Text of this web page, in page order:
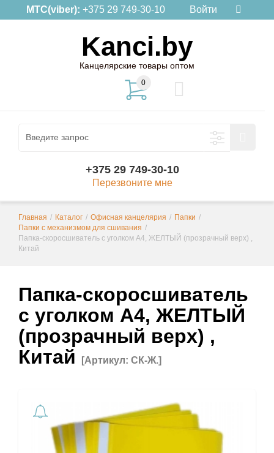
МТС(viber): +375 29 749-30-10 Войти
Kanci.by
Канцелярские товары оптом
0
+375 29 749-30-10
Перезвоните мне
Главная / Каталог / Офисная канцелярия / Папки /
Папки с механизмом для сшивания /
Папка-скоросшиватель с уголком А4, ЖЕЛТЫЙ (прозрачный верх) ,
Китай
Папка-скоросшиватель
с уголком А4, ЖЕЛТЫЙ
(прозрачный верх) ,
Китай
[Артикул: СК-Ж.]